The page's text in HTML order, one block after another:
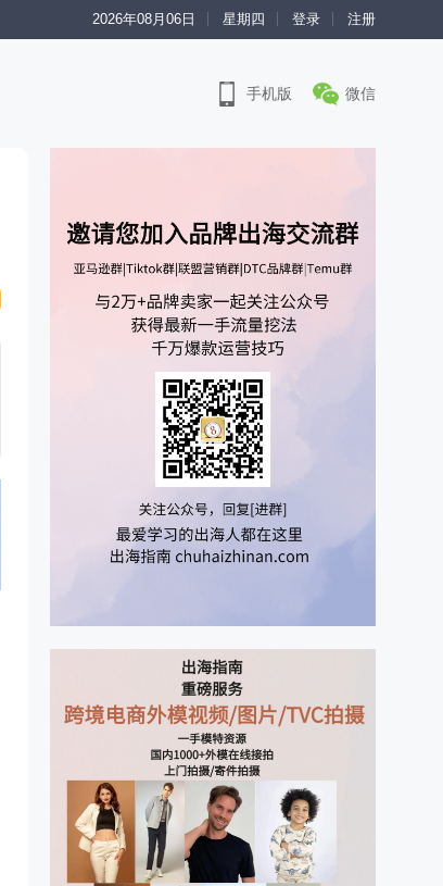
2026年08月06日 星期四 登录 注册
手机版 微信